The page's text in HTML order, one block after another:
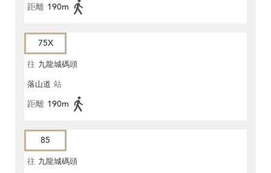
距離 190m
75X
往 九龍城碼頭
落山道 站
距離 190m
85
往 九龍城碼頭